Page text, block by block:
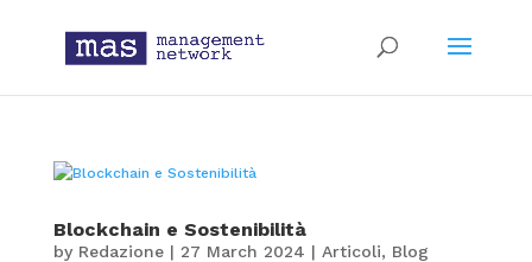
Blockchain e Sostenibilità
by Redazione| 27 March 2024 | Articoli, Blog